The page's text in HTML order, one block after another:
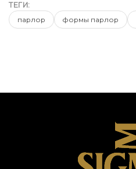
ТЕГИ:
парлор
формы парлор